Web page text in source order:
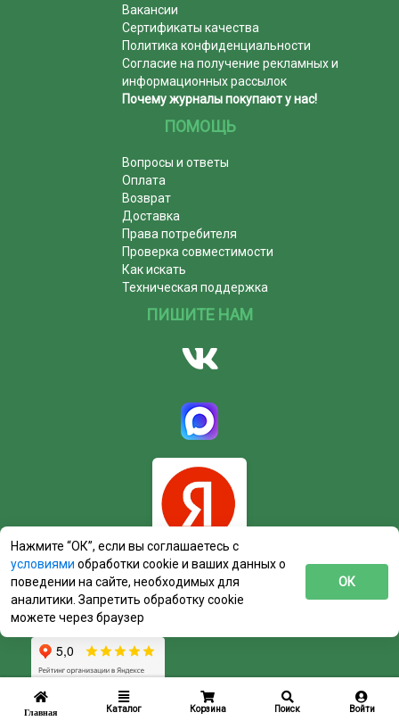
Главная Каталог Корзина Поиск Войти
Вакансии
Сертификаты качества
Политика конфиденциальности
Согласие на получение рекламных и
информационных рассылок
Почему журналы покупают у нас!
ПОМОЩЬ
Вопросы и ответы
Оплата
Возврат
Доставка
Права потребителя
Проверка совместимости
Как искать
Техническая поддержка
ПИШИТЕ НАМ
Нажмите “ОК”, если вы соглашаетесь с
условиями обработки cookie и ваших данных о
поведении на сайте, необходимых для
аналитики. Запретить обработку cookie
можете через браузер
ОК